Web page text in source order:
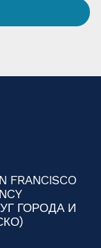
FRANCISCO
ГОРОДА И